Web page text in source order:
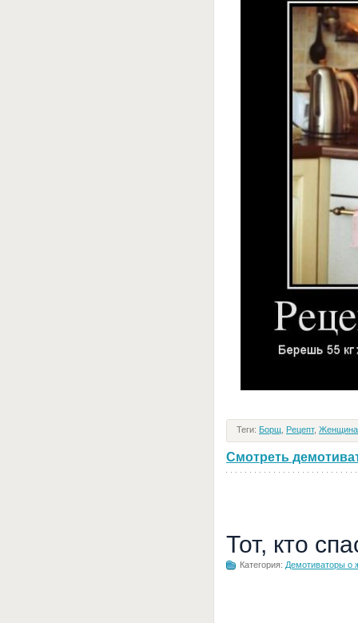
Теги: Борщ Рецепт, Женщина
Смотреть
Тот, кто
Категория: Демотиваторы о